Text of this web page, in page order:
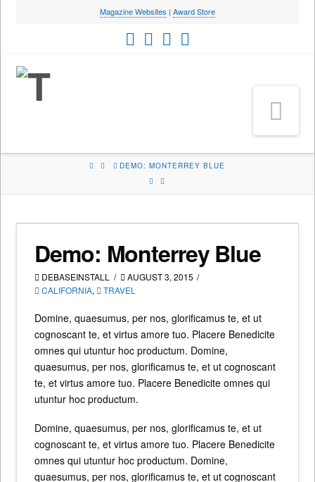
Magazine Websites | Award Store
HOME DEMO: MONTERREY BLUE
Demo: Monterrey Blue
DEBASEINSTALL
AUGUST 3, 2015
CALIFORNIA, TRAVEL
Domine, quaesumus, per nos, glorificamus te, et ut
cognoscant te, et virtus amore tuo. Placere Benedicite
omnes qui utuntur hoc productum. Domine,
quaesumus, per nos, glorificamus te, et ut cognoscant
te, et virtus amore tuo. Placere Benedicite omnes qui
utuntur hoc productum.
Domine, quaesumus, per nos, glorificamus te, et ut
cognoscant te, et virtus amore tuo. Placere Benedicite
omnes qui utuntur hoc productum. Domine,
quaesumus, per nos, glorificamus te, et ut cognoscant